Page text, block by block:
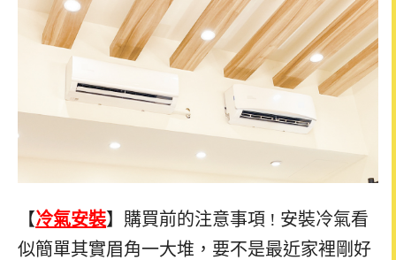
【冷氣安裝】購買前的注意事項 ! 安裝冷氣看
似簡單其實眉角一大堆，要不是最近家裡剛好